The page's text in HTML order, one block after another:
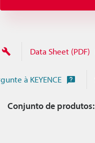
Data Sheet (PDF)
à KEYENCE
Conjunto de produtos: